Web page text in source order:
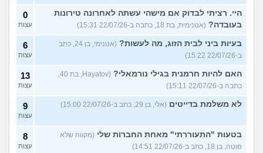
היי. רציתי לבדוק אם מישהי עשתה לאחרונה טירונות
בעובדה? (אנונימית, בת 18, כתבה ב-22/07/26 15:31)
0
עצות
בעיות ביני לבית הזוג, מה לעשות?
(אנונימי, בן 24, כתב
ב-22/07/26 15:22)
6
עצות
האם להיות חרמנית בגילי נורמאלי?
(Hayatov, בת 40,
כתבה ב-22/07/26 15:11)
13
עצות
לא משלמת בדייטים (אלי, בן 29, כתב ב-22/07/26 15:00) 9
עצות
בטעות "התעוררתי" מאחת החברות שלי (מקווה שלא
סוטה, בן 18, כתב ב-22/07/26 14:51)
8
עצות